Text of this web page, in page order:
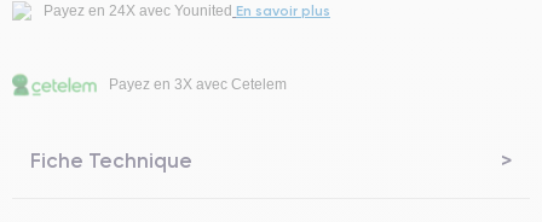
Payez en 24X avec Younited En savoir plus
Payez en 3X avec Cetelem
Fiche Technique